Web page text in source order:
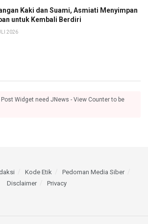
Kaki dan Suami, Asmiati Menyimpan
untuk Kembali Berdiri
2026
Post Widget need JNews - View Counter to be
Kode Etik
Pedoman Media Siber
Disclaimer
Privacy